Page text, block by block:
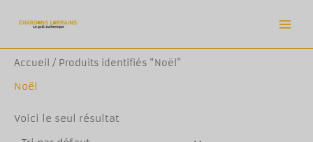
Accueil / Produits identifiés “Noël”
Noël
Voici le seul résultat